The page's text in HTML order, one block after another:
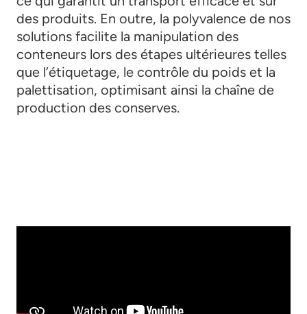
des produits. En outre, la polyvalence de nos
solutions facilite la manipulation des
conteneurs lors des étapes ultérieures telles
que l’étiquetage, le contrôle du poids et la
palettisation, optimisant ainsi la chaîne de
production des conserves.